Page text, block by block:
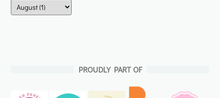
PROUDLY PART OF